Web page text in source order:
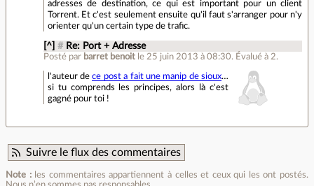
adresses de destination, ce qui est important pour un client
Torrent. Et c'est seulement ensuite qu'il faut s'arranger pour n'y
orienter qu'un certain type de trafic.
[^] # Re: Port + Adresse
Posté par barret benoit le 25 juin 2013 à 08:30. Évalué à 2.
l'auteur dece post a fait une manip de sioux…
si tu comprends les principes, alors là c'est
gagné pour toi !
Suivre le flux des commentaires
Note :les commentaires appartiennent à celles et ceux qui les ont postés.